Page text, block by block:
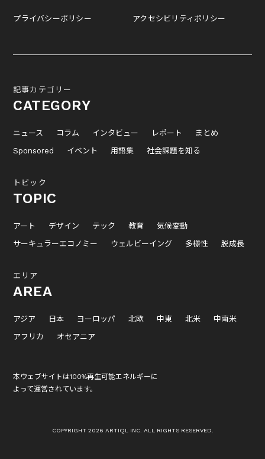
プライバシーポリシー アクセシビリティポリシー
記事カテゴリー
CATEGORY
ニュース コラム インタビュー レポート
まとめ
Sponsored
イベント 用語集 社会課題を知る
トピック
TOPIC
アート デザイン テック 教育
気候変動
サーキュラーエコノミー
ウェルビーイング 多様性 脱成長
エリア
AREA
アジア 日本 ヨーロッパ 北欧 中東 北米
中南米
アフリカ
オセアニア
本ウェブサイトは100%再生可能エネルギーに
よって運営されています。
COPYRIGHT 2026 ARTIQL INC. ALL RIGHTS RESERVED.